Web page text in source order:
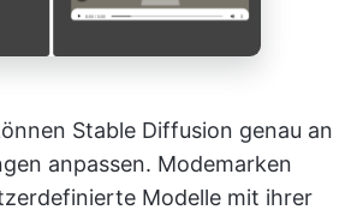
Stable Diffusion genau an
anpassen. Modemarken
Modelle mit ihrer